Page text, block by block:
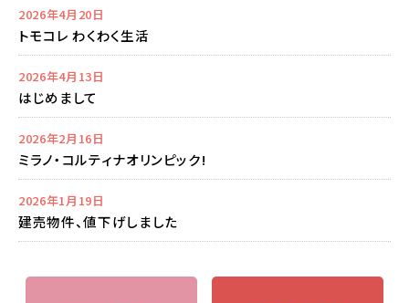
2026年4月20日
トモコレ わくわく生活
2026年4月13日
はじめまして
2026年2月16日
ミラノ・コルティナオリンピック!
2026年1月19日
建売物件、値下げしました